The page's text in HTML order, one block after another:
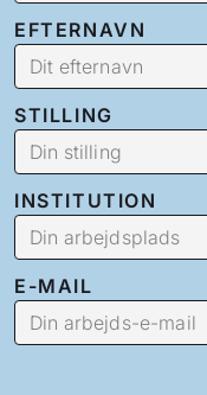
EFTERNAVN
STILLING
INSTITUTION
E-MAIL